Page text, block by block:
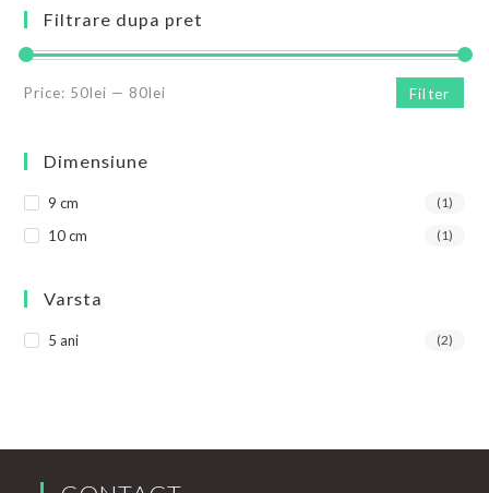
Filtrare dupa pret
Filter
Price: 50lei — 80lei
Dimensiune
9 cm (1)
10 cm (1)
Varsta
5 ani (2)